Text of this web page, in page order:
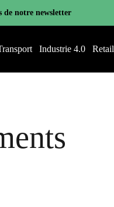
de notre newsletter
Industrie 4.0 Retail